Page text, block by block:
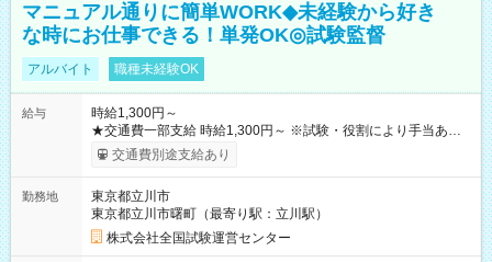
マニュアル通りに簡単WORK◆未経験から好き
な時にお仕事できる！単発OK◎試験監督
アルバイト 職種未経験OK
給与
時給1,300円～
★交通費一部支給 時給1,300円～ ※試験・役割により手当あり
※勤務回数により昇給あり 【即給（前払い）オプションあ
り！】 希望される場合、勤務から1週間ほどで給与の一部を受け
例】 ・河合塾模擬試験 8:30～17:30（休憩1時間） 時給1,300円
×8時間＝日収10,400円＋交通費 ※当日の役割により時給＋100
円の場合あり ・国家試験 7:00～13:30（休憩なし） 時給1,300
円（役割手当＋100円）×6時間＝日収8,400円＋交通費 【試用期
交通費別途支給あり
勤務地
東京都立川市
東京都立川市曙町（最寄り駅：立川駅）
株式会社全国試験運営センター